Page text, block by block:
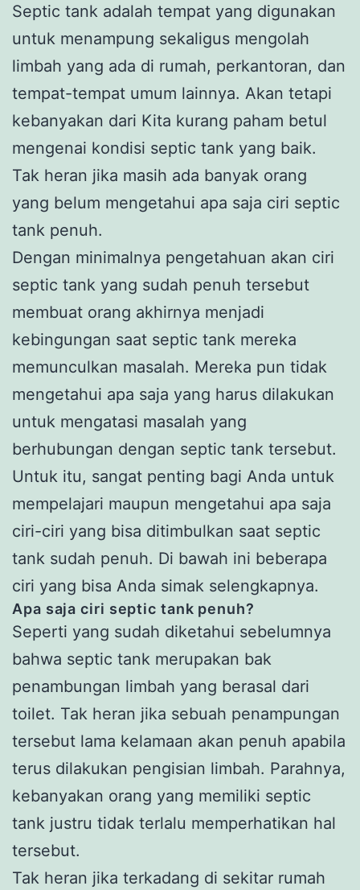
Septic tank adalah tempat yang digunakan
untuk menampung sekaligus mengolah
limbah yang ada di rumah, perkantoran, dan
tempat-tempat umum lainnya. Akan tetapi
kebanyakan dari Kita kurang paham betul
mengenai kondisi septic tank yang baik.
Tak heran jika masih ada banyak orang
yang belum mengetahui apa saja ciri septic
tank penuh.
Dengan minimalnya pengetahuan akan ciri
septic tank yang sudah penuh tersebut
membuat orang akhirnya menjadi
kebingungan saat septic tank mereka
memunculkan masalah. Mereka pun tidak
mengetahui apa saja yang harus dilakukan
untuk mengatasi masalah yang
berhubungan dengan septic tank tersebut.
Untuk itu, sangat penting bagi Anda untuk
mempelajari maupun mengetahui apa saja
ciri-ciri yang bisa ditimbulkan saat septic
tank sudah penuh. Di bawah ini beberapa
ciri yang bisa Anda simak selengkapnya.
Apa saja ciri septic tank penuh?
Seperti yang sudah diketahui sebelumnya
bahwa septic tank merupakan bak
penambungan limbah yang berasal dari
toilet. Tak heran jika sebuah penampungan
tersebut lama kelamaan akan penuh apabila
terus dilakukan pengisian limbah. Parahnya,
kebanyakan orang yang memiliki septic
tank justru tidak terlalu memperhatikan hal
tersebut.
Tak heran jika terkadang di sekitar rumah